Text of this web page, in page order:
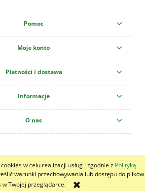
w celu realizacji usług i zgodnie z Polityką
warunki przechowywania lub dostępu do plików
w Twojej przeglądarce.
Pomoc
Moje konto
Płatności i dostawa
Informacje
O nas
pełną wersję strony
internetowy Shoper.pl